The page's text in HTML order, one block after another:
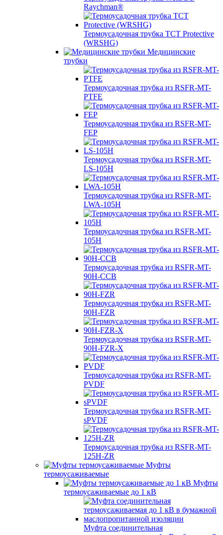
Raychman®
Термоусадочная трубка TCT Protective
(WRSHG)
Медицинские
трубки
Термоусадочная трубка из RSFR-MT-
PTFE
Термоусадочная трубка из RSFR-MT-
FEP
Термоусадочная трубка из RSFR-MT-
LS-105H
Термоусадочная трубка из RSFR-MT-
LWA-105H
Термоусадочная трубка из RSFR-MT-
105H
Термоусадочная трубка из RSFR-MT-
90H-CCB
Термоусадочная трубка из RSFR-MT-
90H-FZR
Термоусадочная трубка из RSFR-MT-
90H-FZR-X
Термоусадочная трубка из RSFR-MT-
PVDF
Термоусадочная трубка из RSFR-MT-
sPVDF
Термоусадочная трубка из RSFR-MT-
125H-ZR
Муфты
термоусаживаемые
Муфты
термоусаживаемые до 1 кВ
Муфта соединительная